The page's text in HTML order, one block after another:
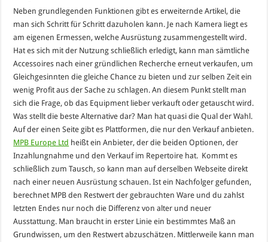
Neben grundlegenden Funktionen gibt es erweiternde Artikel, die
man sich Schritt für Schritt dazuholen kann. Je nach Kamera liegt es
am eigenen Ermessen, welche Ausrüstung zusammengestellt wird.
Hat es sich mit der Nutzung schließlich erledigt, kann man sämtliche
Accessoires nach einer gründlichen Recherche erneut verkaufen, um
Gleichgesinnten die gleiche Chance zu bieten und zur selben Zeit ein
wenig Profit aus der Sache zu schlagen. An diesem Punkt stellt man
sich die Frage, ob das Equipment lieber verkauft oder getauscht wird.
Was stellt die beste Alternative dar? Man hat quasi die Qual der Wahl.
Auf der einen Seite gibt es Plattformen, die nur den Verkauf anbieten.
MPB Europe Ltd heißt ein Anbieter, der die beiden Optionen, der
Inzahlungnahme und den Verkauf im Repertoire hat. Kommt es
schließlich zum Tausch, so kann man auf derselben Webseite direkt
nach einer neuen Ausrüstung schauen. Ist ein Nachfolger gefunden,
berechnet MPB den Restwert der gebrauchten Ware und du zahlst
letzten Endes nur noch die Differenz von alter und neuer
Ausstattung. Man braucht in erster Linie ein bestimmtes Maß an
Grundwissen, um den Restwert abzuschätzen. Mittlerweile kann man